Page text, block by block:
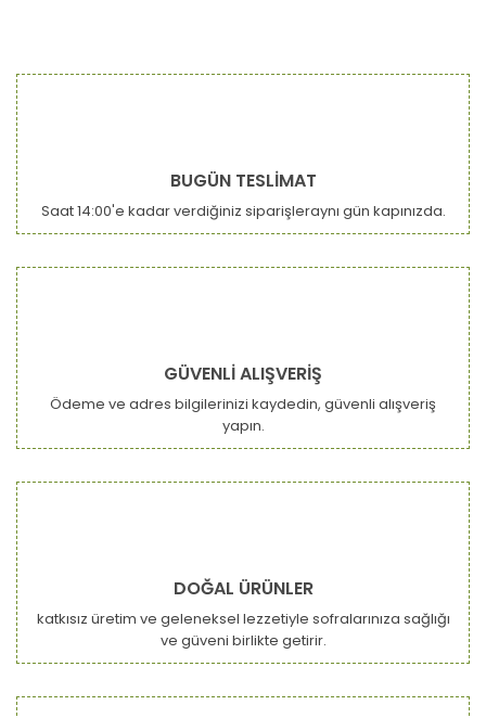
Bu ürüne ilk yorumu siz yapın!
Ürün açıklamasında eksik bilgiler bulunuyor.
Ürün bilgilerinde hatalar bulunuyor.
Gönder
BUGÜN TESLİMAT
Saat 14:00'e kadar verdiğiniz siparişleraynı gün kapınızda.
GÜVENLİ ALIŞVERİŞ
Ödeme ve adres bilgilerinizi kaydedin, güvenli alışveriş
yapın.
DOĞAL ÜRÜNLER
katkısız üretim ve geleneksel lezzetiyle sofralarınıza sağlığı
ve güveni birlikte getirir.